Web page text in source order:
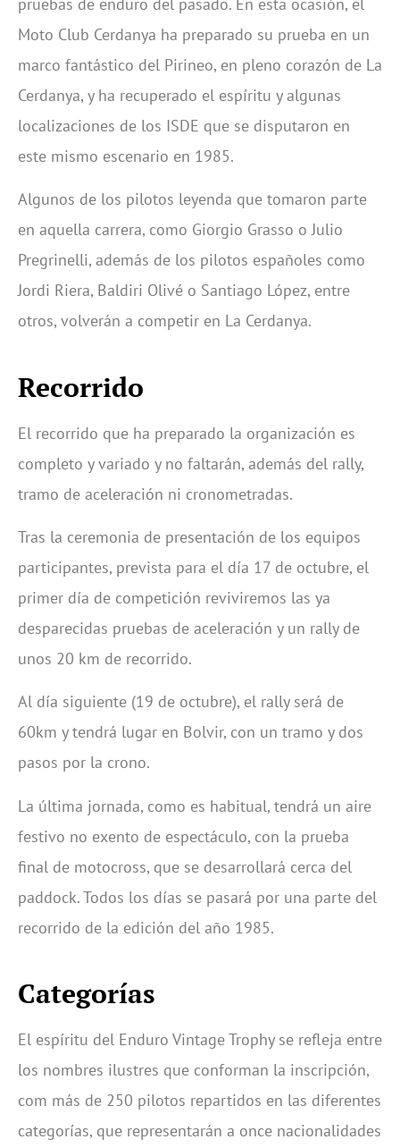
Moto Club Cerdanya ha preparado su prueba en un
marco fantástico del Pirineo, en pleno corazón de La
Cerdanya, y ha recuperado el espíritu y algunas
localizaciones de los ISDE que se disputaron en
este mismo escenario en 1985.
Algunos de los pilotos leyenda que tomaron parte
en aquella carrera, como Giorgio Grasso o Julio
Pregrinelli, además de los pilotos españoles como
Jordi Riera, Baldiri Olivé o Santiago López, entre
otros, volverán a competir en La Cerdanya.
Recorrido
El recorrido que ha preparado la organización es
completo y variado y no faltarán, además del rally,
tramo de aceleración ni cronometradas.
Tras la ceremonia de presentación de los equipos
participantes, prevista para el día 17 de octubre, el
primer día de competición reviviremos las ya
desparecidas pruebas de aceleración y un rally de
unos 20 km de recorrido.
Al día siguiente (19 de octubre), el rally será de
60km y tendrá lugar en Bolvir, con un tramo y dos
pasos por la crono.
La última jornada, como es habitual, tendrá un aire
festivo no exento de espectáculo, con la prueba
final de motocross, que se desarrollará cerca del
paddock. Todos los días se pasará por una parte del
recorrido de la edición del año 1985.
Categorías
El espíritu del Enduro Vintage Trophy se refleja entre
los nombres ilustres que conforman la inscripción,
com más de 250 pilotos repartidos en las diferentes
categorías, que representarán a once nacionalidades